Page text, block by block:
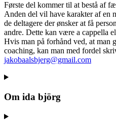
Første del kommer til at bestå af
Anden del vil have karakter af en
de deltagere der ønsker at få
andre. Dette kan være a cappella
Hvis man på forhånd ved, at man
coaching, kan man med fordel
jakobaalsbjerg@gmail.com
Om ida björg